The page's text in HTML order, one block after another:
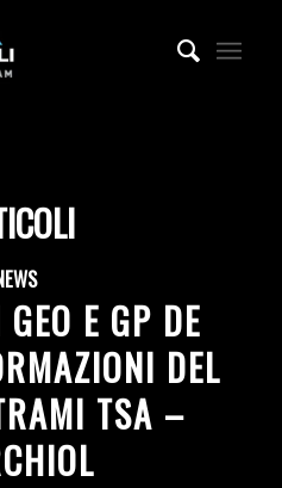
E GP DE
DEL
TSA –